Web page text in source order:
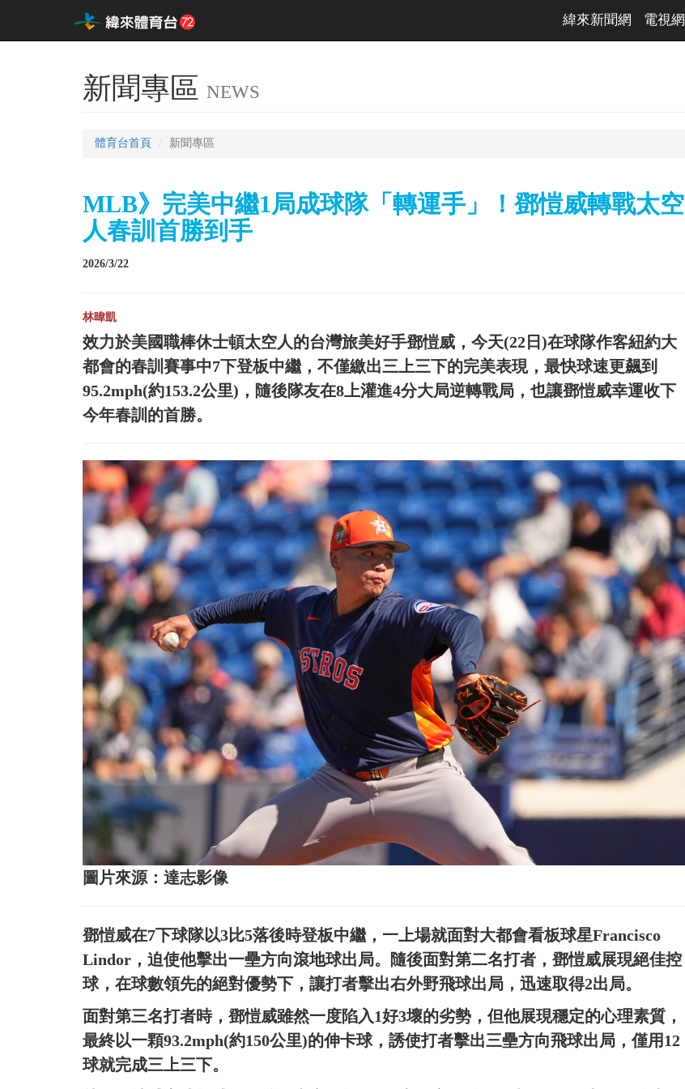
緯來新聞網 電視網
新聞專區 NEWS
體育台首頁 新聞專區
MLB》完美中繼1局成球隊「轉運手」！鄧愷威轉戰太空
人春訓首勝到手
2026/3/22
林暐凱
效力於美國職棒休士頓太空人的台灣旅美好手鄧愷威，今天(22日)在球隊作客紐約大
都會的春訓賽事中7下登板中繼，不僅繳出三上三下的完美表現，最快球速更飆到
95.2mph(約153.2公里)，隨後隊友在8上灌進4分大局逆轉戰局，也讓鄧愷威幸運收下
今年春訓的首勝。
圖片來源：達志影像
鄧愷威在7下球隊以3比5落後時登板中繼，一上場就面對大都會看板球星Francisco
Lindor，迫使他擊出一壘方向滾地球出局。隨後面對第二名打者，鄧愷威展現絕佳控
球，在球數領先的絕對優勢下，讓打者擊出右外野飛球出局，迅速取得2出局。
面對第三名打者時，鄧愷威雖然一度陷入1好3壞的劣勢，但他展現穩定的心理素質，
最終以一顆93.2mph(約150公里)的伸卡球，誘使打者擊出三壘方向飛球出局，僅用12
球就完成三上三下。